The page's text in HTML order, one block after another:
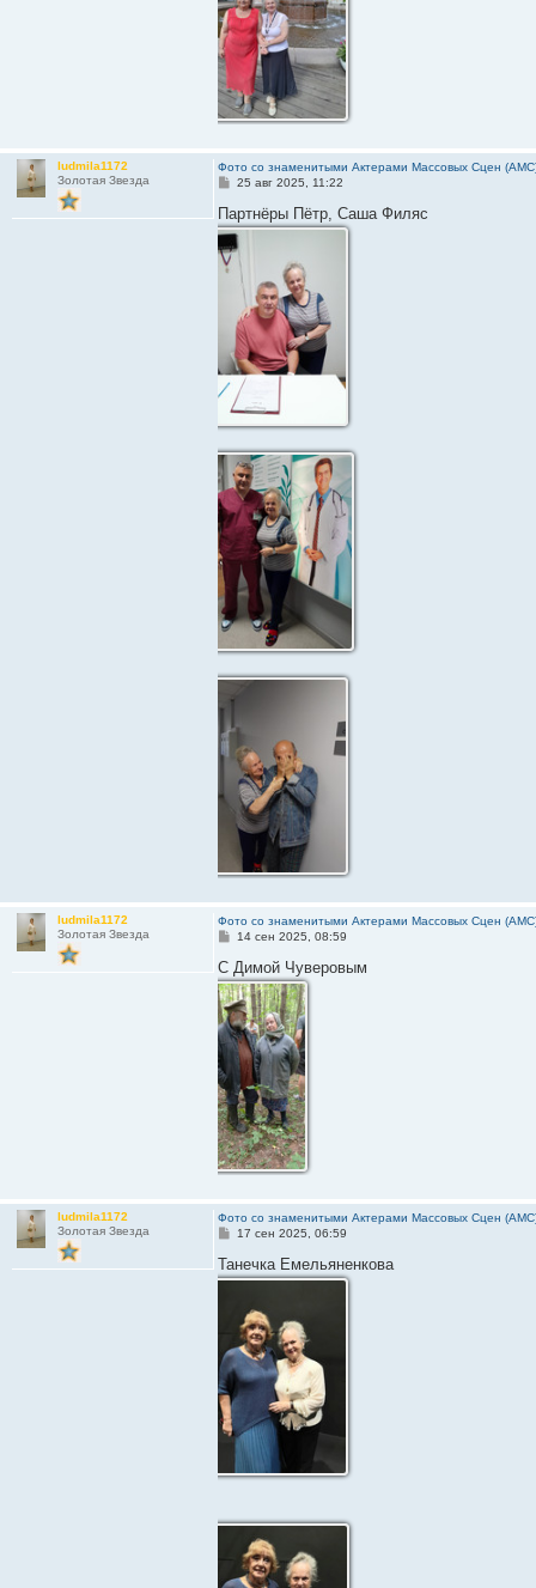
ludmila1172
Золотая Звезда
Фото со знаменитыми Актерами Массовых Сцен
С
о
б
щ
е
н
25 авг 2025, 11:22
Партнёры Пётр, Саша Филяс
ludmila1172
Золотая Звезда
Фото со знаменитыми Актерами Массовых Сцен
С
о
б
щ
е
н
и
е
14 сен 2025, 08:59
С Димой Чуверовым
ludmila1172
Золотая Звезда
Фото со знаменитыми Актерами Массовых Сцен
С
о
б
и
е
17 сен 2025, 06:59
Танечка Емельяненкова